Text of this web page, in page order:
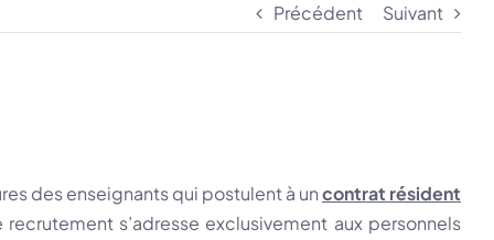
Précédent Suivant
des enseignants qui postulent à uncontrat résident
s’adresse exclusivement aux personnels